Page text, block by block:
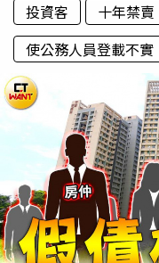
投資客 十年禁賣
使公務人員登載不實